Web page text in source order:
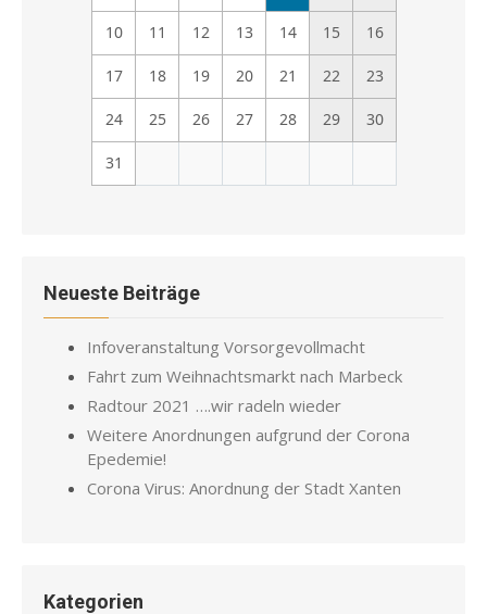
10 11 12 13 14 15 16
17 18 19 20 21 22 23
24 25 26 27 28 29 30
31
Neueste Beiträge
Infoveranstaltung Vorsorgevollmacht
Fahrt zum Weihnachtsmarkt nach Marbeck
Radtour 2021 ….wir radeln wieder
Weitere Anordnungen aufgrund der Corona
Epedemie!
Corona Virus: Anordnung der Stadt Xanten
Kategorien